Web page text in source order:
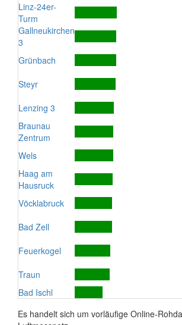
Linz-24er-
Turm
Gallneukirchen
3
Grünbach
Steyr
Lenzing 3
Braunau
Zentrum
Wels
Haag am
Hausruck
Vöcklabruck
Bad Zell
Feuerkogel
Traun
Bad Ischl
Es handelt sich um vorläufige Online-